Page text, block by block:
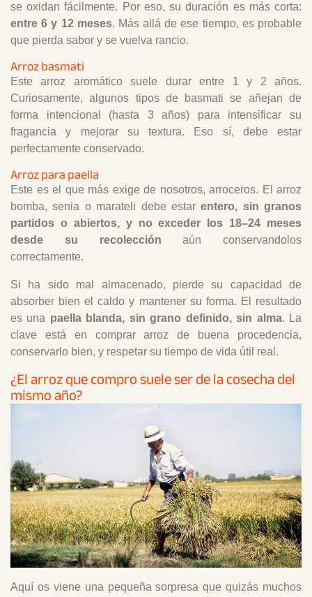
se oxidan fácilmente. Por eso, su duración es más corta:
entre 6 y 12 meses. Más allá de ese tiempo, es probable
que pierda sabor y se vuelva rancio.
Arroz basmati
Este arroz aromático suele durar entre 1 y 2 años.
Curiosamente, algunos tipos de basmati se añejan de
forma intencional (hasta 3 años) para intensificar su
fragancia y mejorar su textura. Eso sí, debe estar
perfectamente conservado.
Arroz para paella
Este es el que más exige de nosotros, arroceros. El arroz
bomba, senia o marateli debe estarentero, sin granos
partidos o abiertos, y no exceder los 18–24 meses
desde su recolección aún conservandolos
correctamente.
Si ha sido mal almacenado, pierde su capacidad de
absorber bien el caldo y mantener su forma. El resultado
es una paella blanda, sin grano definido, sin alma. La
clave está en comprar arroz de buena procedencia,
conservarlo bien, y respetar su tiempo de vida útil real.
¿El arroz que compro suele ser de la cosecha del
mismo año?
Aquí os viene una pequeña sorpresa que quizás muchos